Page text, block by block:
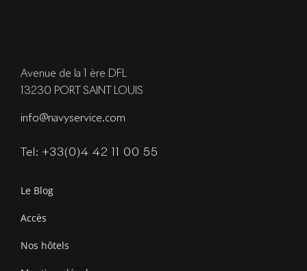
Avenue de la 1 ère DFL
13230 PORT SAINT LOUIS
info@navyservice.com
Tel: +33(0)4 42 11 00 55
Le Blog
Accès
Nos hôtels